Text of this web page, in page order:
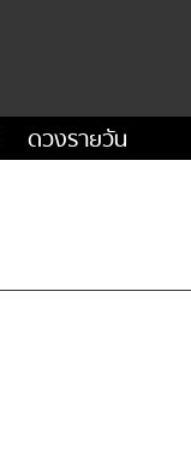
ดวงรายวัน